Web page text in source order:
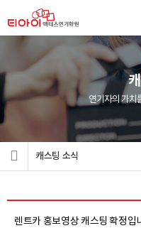
연기자의 가치
캐스팅 소식
렌트카 홍보영상 캐스팅 확정입